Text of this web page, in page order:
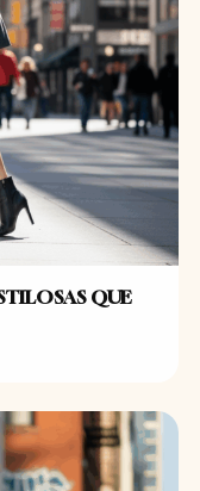
QUE